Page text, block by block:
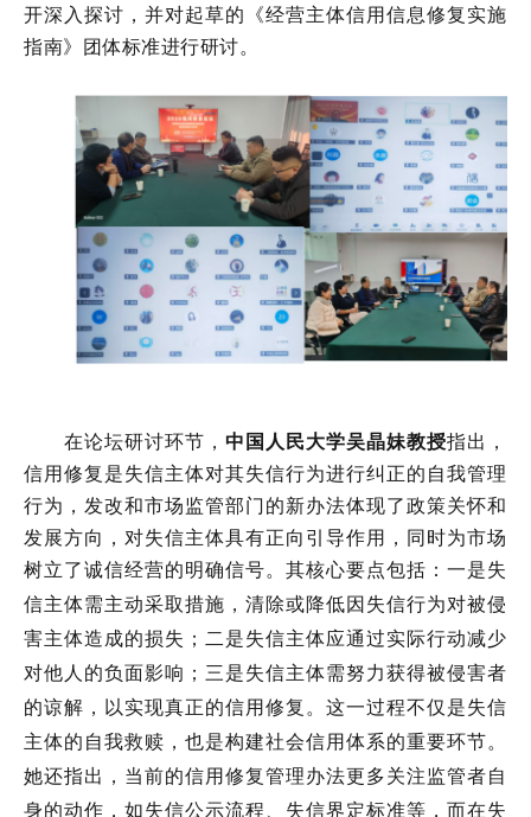
开深入探讨，并对起草的《经营主体信用信息修复实施
指南》团体标准进行研讨。
在论坛研讨环节，中国人民大学吴晶妹教授指出，
信用修复是失信主体对其失信行为进行纠正的自我管理
行为，发改和市场监管部门的新办法体现了政策关怀和
发展方向，对失信主体具有正向引导作用，同时为市场
树立了诚信经营的明确信号。其核心要点包括：一是失
信主体需主动采取措施，清除或降低因失信行为对被侵
害主体造成的损失 ；二是失信主体应通过实际行动减少
对他人的负面影响 ；三是失信主体需努力获得被侵害者
的谅解，以实现真正的信用修复。这一过程不仅是失信
主体的自我救赎，也是构建社会信用体系的重要环节。
她还指出， 当前的信用修复管理办法更多关注监管者自
身的动作，如失信公示流程、失信界定标准等，而在失